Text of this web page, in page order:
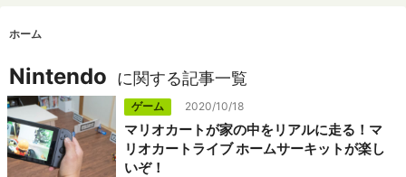
ホーム
Nintendo に関する記事一覧
ゲーム 2020/10/18
マリオカートが家の中をリアルに走る！マ
リオカートライブ ホームサーキットが楽し
いぞ！